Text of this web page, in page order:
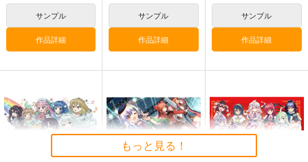
東方Project
サンプル
カート
サンプル
作品詳細
サンプル
作品詳細
サンプル
作品詳細
もっと見る！